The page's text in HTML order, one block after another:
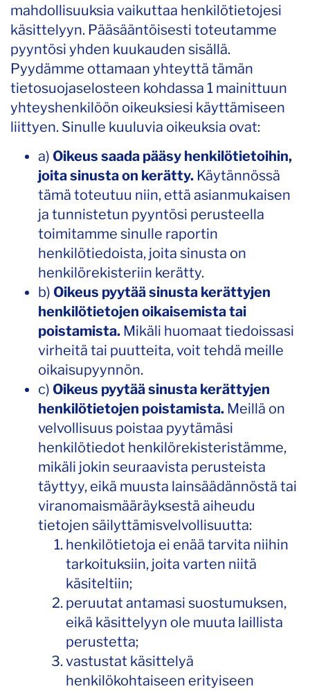
mahdollisuuksia vaikuttaa henkilötietojesi
käsittelyyn. Pääsääntöisesti toteutamme
pyyntösi yhden kuukauden sisällä.
Pyydämme ottamaan yhteyttä tämän
tietosuojaselosteen kohdassa 1 mainittuun
yhteyshenkilöön oikeuksiesi käyttämiseen
liittyen. Sinulle kuuluvia oikeuksia ovat:
a) Oikeus saada pääsy henkilötietoihin,
joita sinusta on kerätty. Käytännössä
tämä toteutuu niin, että asianmukaisen
ja tunnistetun pyyntösi perusteella
toimitamme sinulle raportin
henkilötiedoista, joita sinusta on
henkilörekisteriin kerätty.
b) Oikeus pyytää sinusta kerättyjen
henkilötietojen oikaisemista tai
poistamista. Mikäli huomaat tiedoissasi
virheitä tai puutteita, voit tehdä meille
oikaisupyynnön.
c) Oikeus pyytää sinusta kerättyjen
henkilötietojen poistamista. Meillä on
velvollisuus poistaa pyytämäsi
henkilötiedot henkilörekisteristämme,
mikäli jokin seuraavista perusteista
täyttyy, eikä muusta lainsäädännöstä tai
viranomaismääräyksestä aiheudu
tietojen säilyttämisvelvollisuutta:
henkilötietoja ei enää tarvita niihin
tarkoituksiin, joita varten niitä
käsiteltiin;
peruutat antamasi suostumuksen,
eikä käsittelyyn ole muuta laillista
perustetta;
vastustat käsittelyä
henkilökohtaiseen erityiseen